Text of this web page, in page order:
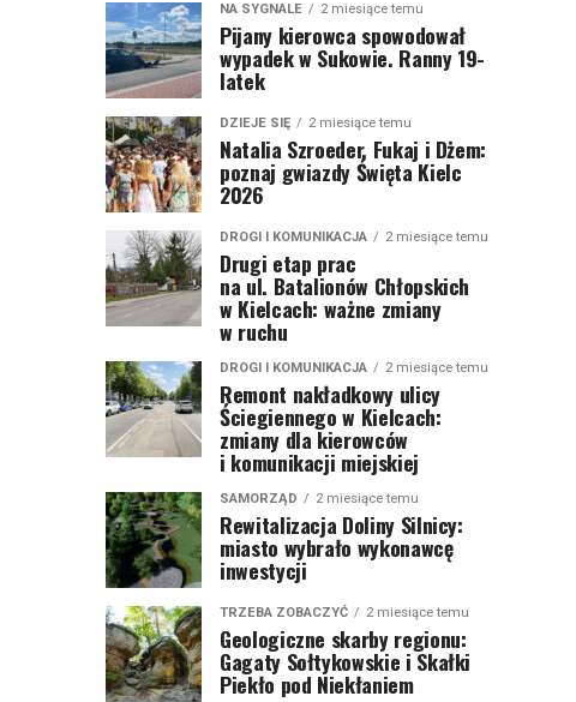
NA SYGNALE 2 miesiące temu
Pijany kierowca spowodował
wypadek w Sukowie. Ranny 19-
latek
DZIEJE SIĘ 2 miesiące temu
Natalia Szroeder, Fukaj i Dżem:
poznaj gwiazdy Święta Kielc
2026
DROGI I KOMUNIKACJA 2 miesiące temu
Drugi etap prac
na ul. Batalionów Chłopskich
w Kielcach: ważne zmiany
w ruchu
DROGI I KOMUNIKACJA 2 miesiące temu
Remont nakładkowy ulicy
Ściegiennego w Kielcach:
zmiany dla kierowców
i komunikacji miejskiej
SAMORZĄD 2 miesiące temu
Rewitalizacja Doliny Silnicy:
miasto wybrało wykonawcę
inwestycji
TRZEBA ZOBACZYĆ 2 miesiące temu
Geologiczne skarby regionu:
Gagaty Sołtykowskie i Skałki
Piekło pod Niekłaniem